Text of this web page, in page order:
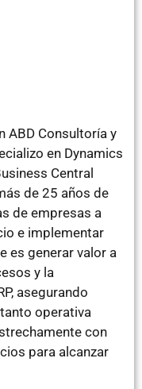
ABD Consultoría y
en Dynamics
Central
de 25 años de
de empresas a
e implementar
es generar valor a
y la
asegurando
operativa
con
para alcanzar